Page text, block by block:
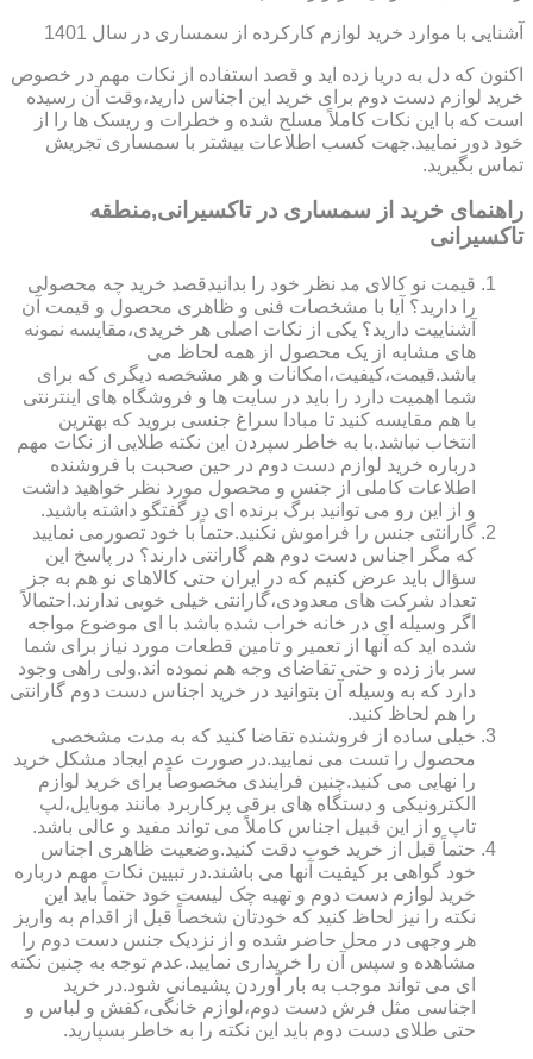
آشنایی با موارد خرید لوازم کارکرده از سمساری در سال 1401
اکنون که دل به دریا زده اید و قصد استفاده از نکات مهم در خصوص
خرید لوازم دست دوم برای خرید این اجناس دارید،وقت آن رسیده
است که با این نکات کاملاً مسلح شده و خطرات و ریسک ها را از
خود دور نمایید.جهت کسب اطلاعات بیشتر با سمساری تجریش
تماس بگیرید.
راهنمای خرید از سمساری در تاکسیرانی,منطقه
تاکسیرانی
قیمت نو کالای مد نظر خود را بدانیدقصد خرید چه محصولی
را دارید؟ آیا با مشخصات فنی و ظاهری محصول و قیمت آن
آشناییت دارید؟ یکی از نکات اصلی هر خریدی،مقایسه نمونه
های مشابه از یک محصول از همه لحاظ می
باشد.قیمت،کیفیت،امکانات و هر مشخصه دیگری که برای
شما اهمیت دارد را باید در سایت ها و فروشگاه های اینترنتی
با هم مقایسه کنید تا مبادا سراغ جنسی بروید که بهترین
انتخاب نباشد.با به خاطر سپردن این نکته طلایی از نکات مهم
درباره خرید لوازم دست دوم در حین صحبت با فروشنده
اطلاعات کاملی از جنس و محصول مورد نظر خواهید داشت
و از این رو می توانید برگ برنده ای در گفتگو داشته باشید.
گارانتی جنس را فراموش نکنید.حتماً با خود تصورمی نمایید
که مگر اجناس دست دوم هم گارانتی دارند؟ در پاسخ این
سؤال باید عرض کنیم که در ایران حتی کالاهای نو هم به جز
تعداد شرکت های معدودی،گارانتی خیلی خوبی ندارند.احتمالاً
اگر وسیله ای در خانه خراب شده باشد با ای موضوع مواجه
شده اید که آنها از تعمیر و تامین قطعات مورد نیاز برای شما
سر باز زده و حتی تقاضای وجه هم نموده اند.ولی راهی وجود
دارد که به وسیله آن بتوانید در خرید اجناس دست دوم گارانتی
را هم لحاظ کنید.
خیلی ساده از فروشنده تقاضا کنید که به مدت مشخصی
محصول را تست می نمایید.در صورت عدم ایجاد مشکل خرید
را نهایی می کنید.چنین فرایندی مخصوصاً برای خرید لوازم
الکترونیکی و دستگاه های برقی پرکاربرد مانند موبایل،لپ
تاپ و از این قبیل اجناس کاملاً می تواند مفید و عالی باشد.
حتماً قبل از خرید خوب دقت کنید.وضعیت ظاهری اجناس
خود گواهی بر کیفیت آنها می باشند.در تبیین نکات مهم درباره
خرید لوازم دست دوم و تهیه چک لیست خود حتماً باید این
نکته را نیز لحاظ کنید که خودتان شخصاً قبل از اقدام به واریز
هر وجهی در محل حاضر شده و از نزدیک جنس دست دوم را
مشاهده و سپس آن را خریداری نمایید.عدم توجه به چنین نکته
ای می تواند موجب به بار آوردن پشیمانی شود.در خرید
اجناسی مثل فرش دست دوم،لوازم خانگی،کفش و لباس و
حتی طلای دست دوم باید این نکته را به خاطر بسپارید.